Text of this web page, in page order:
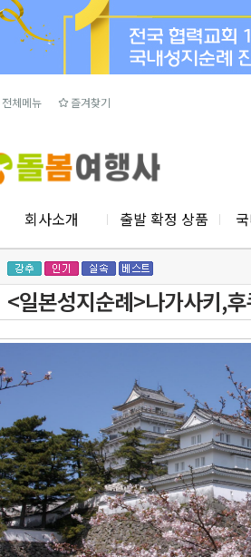
전체메뉴 즐겨찾기
회사소개 출발 확정 상품
<일본성지순례>나가사키,